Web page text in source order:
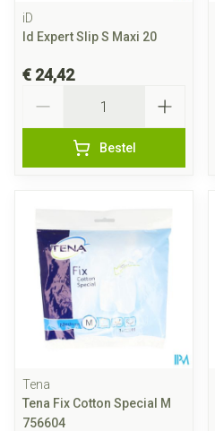
iD
Id Expert Slip S Maxi 20
€ 24,42
Bestel
Tena
Tena Fix Cotton Special M
756604